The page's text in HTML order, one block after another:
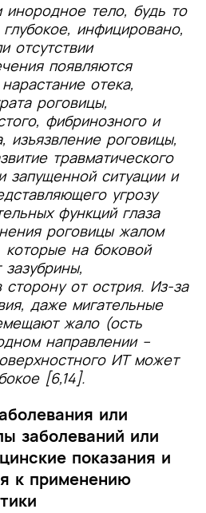
инородное тело, будь то
инфицировано,
отсутствии
появляются
отека,
роговицы,
фибринозного и
изъязвление роговицы,
травматического
запущенной ситуации и
угрозу
функций глаза
роговицы жалом
на боковой
от острия. Из-за
даже мигательные
жало (ость
направлении –
ИТ может
[6,14].
или
заболеваний или
показания и
к применению